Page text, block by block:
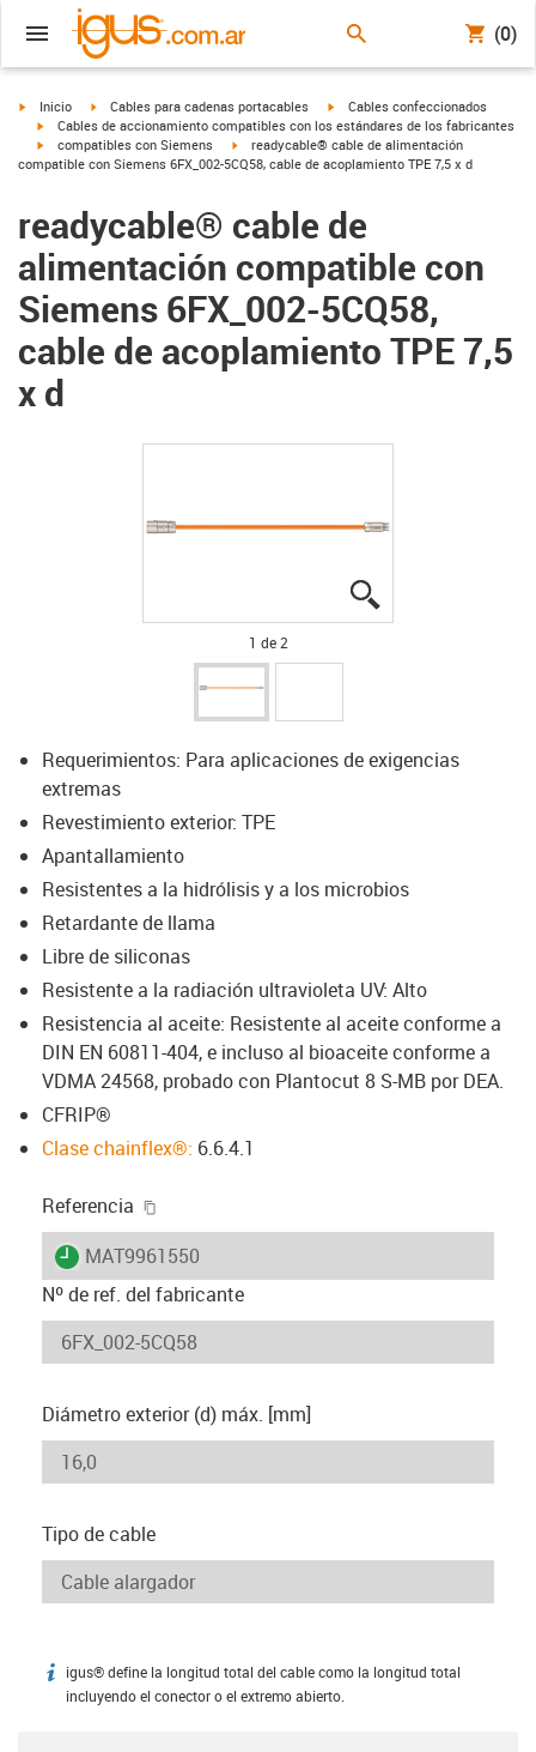
(0)
igus-icon-arrow-right
Inicio igus-icon-arrow-right
Cables para cadenas portacables igus-icon-arrow-right
Cables confeccionados
igus-icon-arrow-right
Cables de accionamiento compatibles con los estándares de los fabricantes
igus-icon-arrow-right
compatibles con Siemens igus-icon-arrow-right
readycable® cable de alimentación
compatible con Siemens 6FX_002-5CQ58, cable de acoplamiento TPE 7,5 x d
readycable® cable de
alimentación compatible con
Siemens 6FX_002-5CQ58,
cable de acoplamiento TPE 7,5
x d
1 de 2
Requerimientos: Para aplicaciones de exigencias
extremas
Revestimiento exterior: TPE
Apantallamiento
Resistentes a la hidrólisis y a los microbios
Retardante de llama
Libre de siliconas
Resistente a la radiación ultravioleta UV: Alto
Resistencia al aceite: Resistente al aceite conforme a
DIN EN 60811-404, e incluso al bioaceite conforme a
VDMA 24568, probado con Plantocut 8 S-MB por DEA.
CFRIP®
Clase chainflex®: 6.6.4.1
Referencia
igus-icon-lieferzeit
MAT9961550
Nº de ref. del fabricante
Diámetro exterior (d) máx. [mm]
Tipo de cable
igus-icon-info
igus® define la longitud total del cable como la longitud total
incluyendo el conector o el extremo abierto.